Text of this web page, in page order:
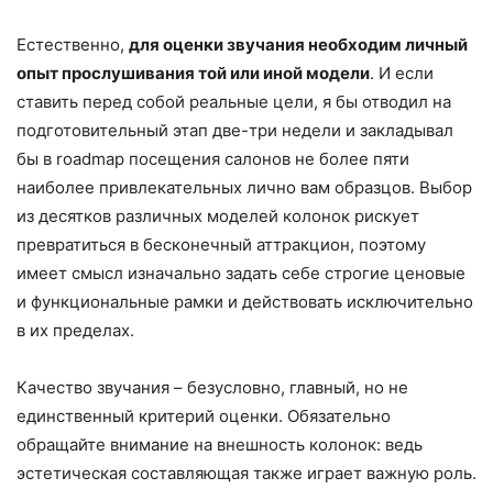
Естественно, для оценки звучания необходим личный
опыт прослушивания той или иной модели. И если
ставить перед собой реальные цели, я бы отводил на
подготовительный этап две-три недели и закладывал
бы в roadmap посещения салонов не более пяти
наиболее привлекательных лично вам образцов. Выбор
из десятков различных моделей колонок рискует
превратиться в бесконечный аттракцион, поэтому
имеет смысл изначально задать себе строгие ценовые
и функциональные рамки и действовать исключительно
в их пределах.
Качество звучания – безусловно, главный, но не
единственный критерий оценки. Обязательно
обращайте внимание на внешность колонок: ведь
эстетическая составляющая также играет важную роль.